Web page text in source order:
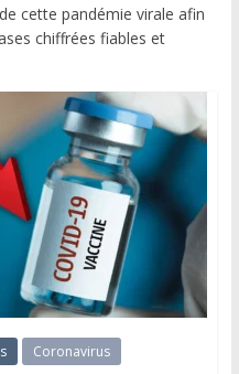
cette pandémie virale afin
chiffrées fiables et
Coronavirus